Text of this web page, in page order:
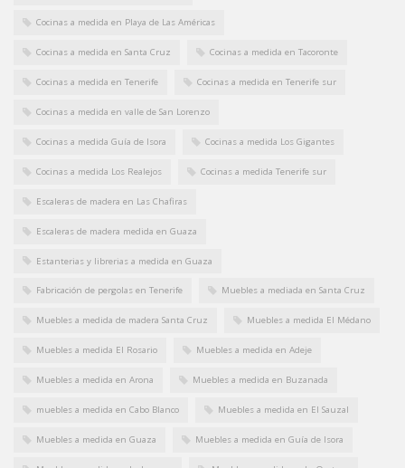
Cocinas a medida en Playa de Las Américas
Cocinas a medida en Santa Cruz Cocinas a medida en Tacoronte
Cocinas a medida en Tenerife Cocinas a medida en Tenerife sur
Cocinas a medida en valle de San Lorenzo
Cocinas a medida Guía de Isora Cocinas a medida Los Gigantes
Cocinas a medida Los Realejos Cocinas a medida Tenerife sur
Escaleras de madera en Las Chafiras
Escaleras de madera medida en Guaza
Estanterias y librerias a medida en Guaza
Fabricación de pergolas en Tenerife Muebles a mediada en Santa Cruz
Muebles a medida de madera Santa Cruz Muebles a medida El Médano
Muebles a medida El Rosario Muebles a medida en Adeje
Muebles a medida en Arona Muebles a medida en Buzanada
muebles a medida en Cabo Blanco Muebles a medida en El Sauzal
Muebles a medida en Guaza Muebles a medida en Guía de Isora